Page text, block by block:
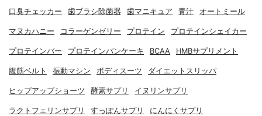
口臭チェッカー 歯ブラシ除菌器 歯マニキュア 青汁 オートミール
マヌカハニー コラーゲンゼリー プロテイン プロテインシェイカー
プロテインバー プロテインパンケーキ BCAA HMBサプリメント
腹筋ベルト 振動マシン ボディスーツ ダイエットスリッパ
ヒップアップショーツ 酵素サプリ イヌリンサプリ
ラクトフェリンサプリ すっぽんサプリ にんにくサプリ